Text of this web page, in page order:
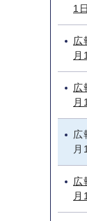
1
広
広
月
広
広
月